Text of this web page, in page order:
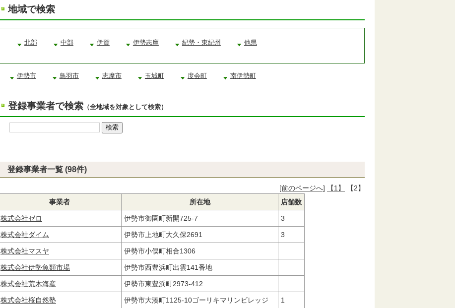
地域で検索
北部 中部 伊賀 伊勢志摩 紀勢・東紀州 他県
伊勢市 鳥羽市 志摩市 玉城町 度会町 南伊勢町
登録事業者で検索 （全地域を対象として検索）
登録事業者一覧 (98件)
[前のページへ] 【1】
【2】
事業者
所在地 店舗数
株式会社ゼロ 伊勢市御園町新開725-7 3
株式会社ダイム 伊勢市上地町大久保2691 3
株式会社マスヤ 伊勢市小俣町相合1306
株式会社伊勢魚類市場 伊勢市西豊浜町出雲141番地
株式会社荒木海産 伊勢市東豊浜町2973-412
株式会社桜自然塾 伊勢市大湊町1125-10ゴーリキマリンビレッジ 1